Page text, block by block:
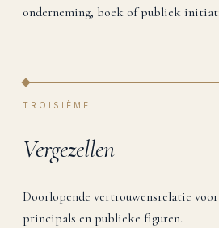
onderneming, boek of publiek
TROISIÈME
Vergezellen
Doorlopende vertrouwensrelatie
principals en publieke figuren.